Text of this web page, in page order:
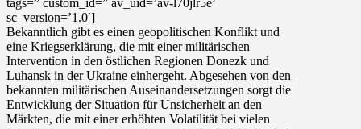
tags=” custom_id=” av_uid=’av-l70jlr5e’
sc_version=’1.0′]
Bekanntlich gibt es einen geopolitischen Konflikt und
eine Kriegserklärung, die mit einer militärischen
Intervention in den östlichen Regionen Donezk und
Luhansk in der Ukraine einhergeht. Abgesehen von den
bekannten militärischen Auseinandersetzungen sorgt die
Entwicklung der Situation für Unsicherheit an den
Märkten, die mit einererhöhten Volatilität bei vielen